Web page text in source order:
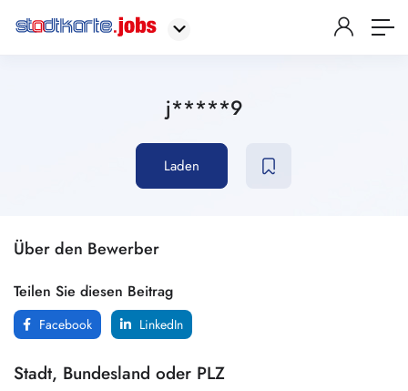
j*****9
Laden
Über den Bewerber
Teilen Sie diesen Beitrag
Facebook LinkedIn
Stadt, Bundesland oder PLZ